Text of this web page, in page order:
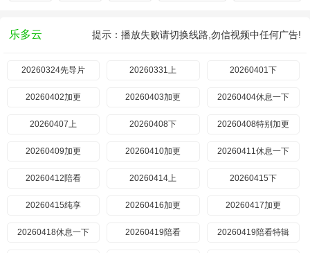
乐多云 提示：播放失败请切换线路,勿信视频中任何广告!
20260324先导片 20260331上 20260401下
20260402加更 20260403加更 20260404休息一下
20260407上 20260408下 20260408特别加更
20260409加更 20260410加更 20260411休息一下
20260412陪看 20260414上 20260415下
20260415纯享 20260416加更 20260417加更
20260418休息一下 20260419陪看 20260419陪看特辑